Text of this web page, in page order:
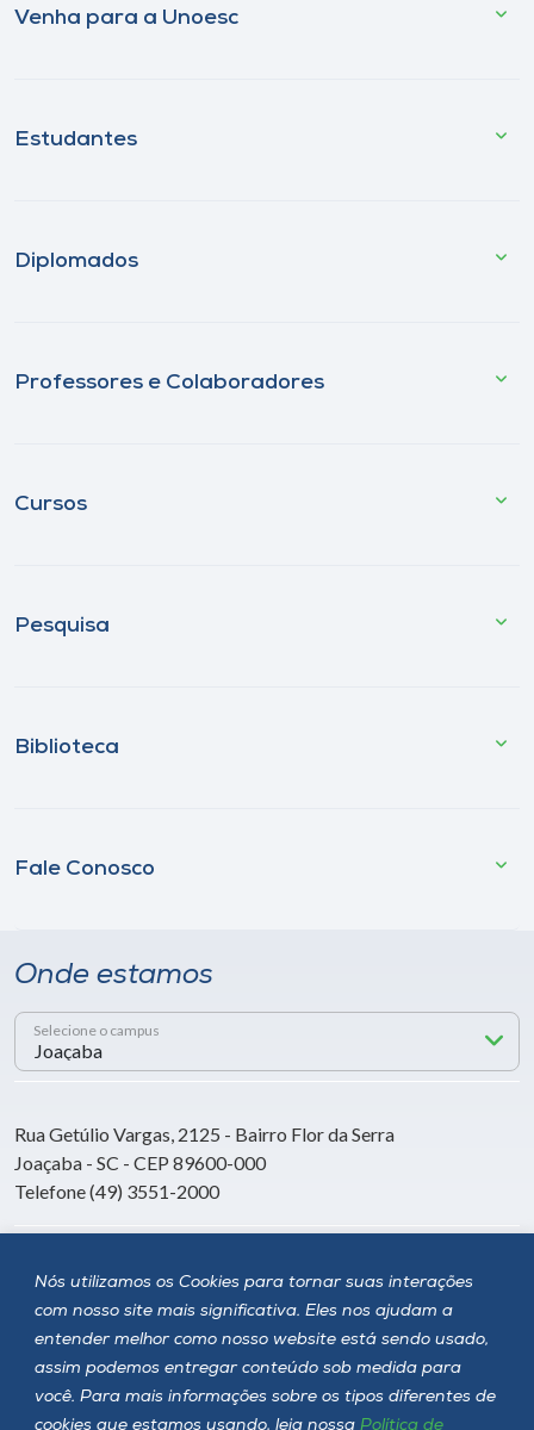
Nós utilizamos os Cookies para tornar suas interações
com nosso site mais significativa. Eles nos ajudam a
entender melhor como nosso website está sendo usado,
assim podemos entregar conteúdo sob medida para
você. Para mais informações sobre os tipos diferentes de
cookies que estamos usando, leia nossa Política de
Venha para a Unoesc
Estudantes
Diplomados
Professores e Colaboradores
Cursos
Pesquisa
Biblioteca
Fale Conosco
Onde estamos
Selecione o campus
Rua Getúlio Vargas, 2125 - Bairro Flor da Serra
Joaçaba - SC - CEP 89600-000
Telefone (49) 3551-2000
Siga a Unoesc